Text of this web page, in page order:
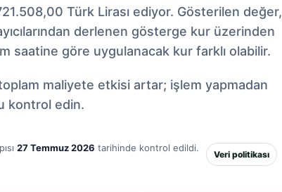
Türk Lirası ediyor. Gösterilen değer,
derlenen gösterge kur üzerinden
saatine göre uygulanacak kur farklı olabilir.
maliyete etkisi artar; işlem yapmadan
kontrol edin.
27 Temmuz 2026 tarihinde kontrol edildi.
Veri politikası